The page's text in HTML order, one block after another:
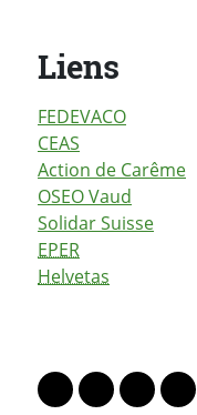
Liens
FEDEVACO
CEAS
Action de Carême
OSEO Vaud
Solidar Suisse
EPER
Helvetas
Lien vers le
Lien vers le
Lien